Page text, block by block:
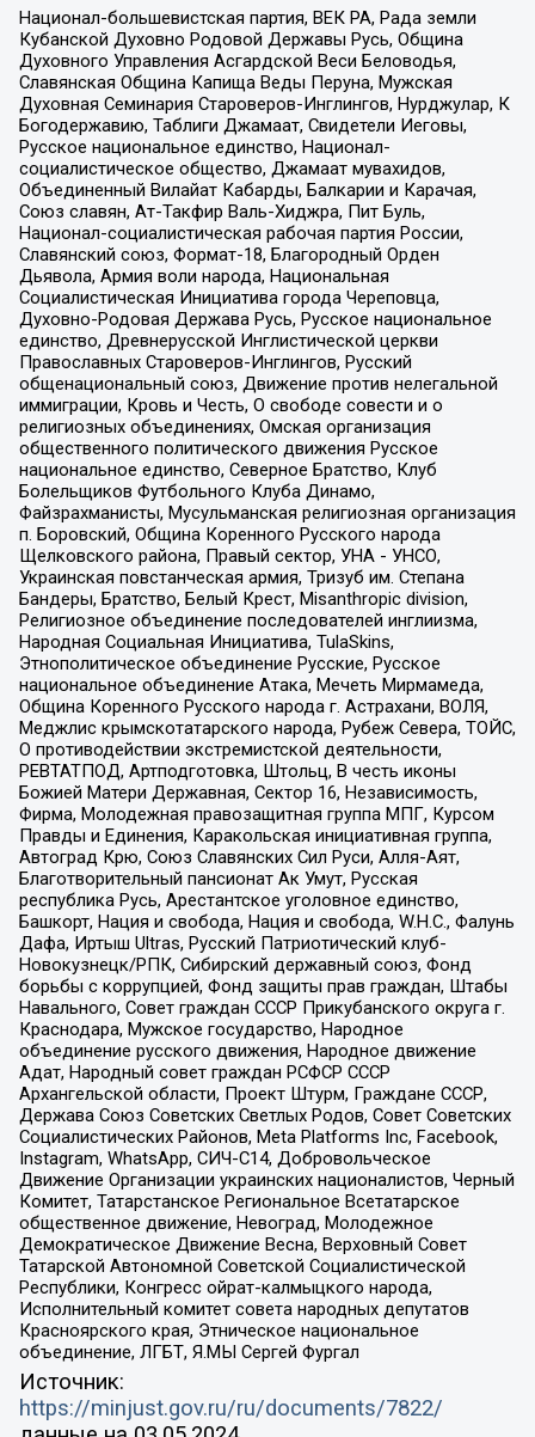
Национал-большевистская партия, ВЕК РА, Рада земли
Кубанской Духовно Родовой Державы Русь, Община
Духовного Управления Асгардской Веси Беловодья,
Славянская Община Капища Веды Перуна, Мужская
Духовная Семинария Староверов-Инглингов, Нурджулар, К
Богодержавию, Таблиги Джамаат, Свидетели Иеговы,
Русское национальное единство, Национал-
социалистическое общество, Джамаат мувахидов,
Объединенный Вилайат Кабарды, Балкарии и Карачая,
Союз славян, Ат-Такфир Валь-Хиджра, Пит Буль,
Национал-социалистическая рабочая партия России,
Славянский союз, Формат-18, Благородный Орден
Дьявола, Армия воли народа, Национальная
Социалистическая Инициатива города Череповца,
Духовно-Родовая Держава Русь, Русское национальное
единство, Древнерусской Инглистической церкви
Православных Староверов-Инглингов, Русский
общенациональный союз, Движение против нелегальной
иммиграции, Кровь и Честь, О свободе совести и о
религиозных объединениях, Омская организация
общественного политического движения Русское
национальное единство, Северное Братство, Клуб
Болельщиков Футбольного Клуба Динамо,
Файзрахманисты, Мусульманская религиозная организация
п. Боровский, Община Коренного Русского народа
Щелковского района, Правый сектор, УНА - УНСО,
Украинская повстанческая армия, Тризуб им. Степана
Бандеры, Братство, Белый Крест, Misanthropic division,
Религиозное объединение последователей инглиизма,
Народная Социальная Инициатива, TulaSkins,
Этнополитическое объединение Русские, Русское
национальное объединение Атака, Мечеть Мирмамеда,
Община Коренного Русского народа г. Астрахани, ВОЛЯ,
Меджлис крымскотатарского народа, Рубеж Севера, ТОЙС,
О противодействии экстремистской деятельности,
РЕВТАТПОД, Артподготовка, Штольц, В честь иконы
Божией Матери Державная, Сектор 16, Независимость,
Фирма, Молодежная правозащитная группа МПГ, Курсом
Правды и Единения, Каракольская инициативная группа,
Автоград Крю, Союз Славянских Сил Руси, Алля-Аят,
Благотворительный пансионат Ак Умут, Русская
республика Русь, Арестантское уголовное единство,
Башкорт, Нация и свобода, Нация и свобода, W.H.С., Фалунь
Дафа, Иртыш Ultras, Русский Патриотический клуб-
Новокузнецк/РПК, Сибирский державный союз, Фонд
борьбы с коррупцией, Фонд защиты прав граждан, Штабы
Навального, Совет граждан СССР Прикубанского округа г.
Краснодара, Мужское государство, Народное
объединение русского движения, Народное движение
Адат, Народный совет граждан РСФСР СССР
Архангельской области, Проект Штурм, Граждане СССР,
Держава Союз Советских Светлых Родов, Совет Советских
Социалистических Районов, Meta Platforms Inc, Facebook,
Instagram, WhatsApp, СИЧ-С14, Добровольческое
Движение Организации украинских националистов, Черный
Комитет, Татарстанское Региональное Всетатарское
общественное движение, Невоград, Молодежное
Демократическое Движение Весна, Верховный Совет
Татарской Автономной Советской Социалистической
Республики, Конгресс ойрат-калмыцкого народа,
Исполнительный комитет совета народных депутатов
Красноярского края, Этническое национальное
объединение, ЛГБТ, Я.МЫ Сергей Фургал
Источник:
https://minjust.gov.ru/ru/documents/7822/